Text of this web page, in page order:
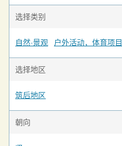
选择类别
自然·景观 户外活动，体育项目
选择地区
筑后地区
朝向